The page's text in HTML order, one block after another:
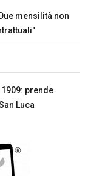
mensilità non
prende
Luca